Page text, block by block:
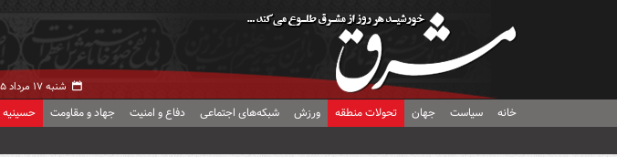
شنبه ۱۷ مرداد ۱۴۰۵ -
خانه سیاست جهان تحولات منطقه ورزش شبکه‌های اجتماعی دفاع و امنیت جهاد و مقاومت حسینیه